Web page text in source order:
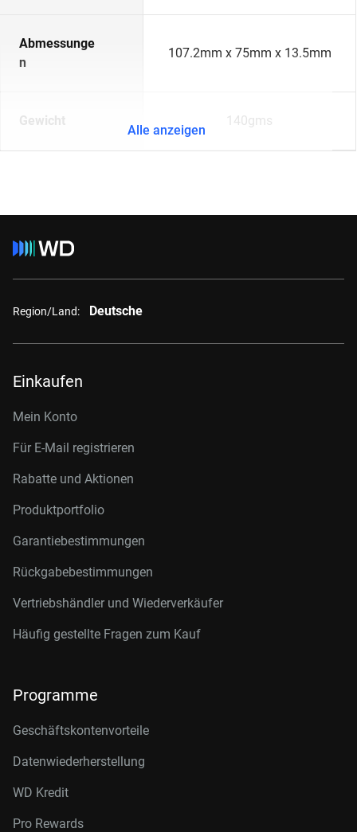
Abmessunge
n
107.2mm x 75mm x 13.5mm
Gewicht 140gms
Alle anzeigen
Region/Land: Deutsche
Einkaufen
Mein Konto
Für E-Mail registrieren
Rabatte und Aktionen
Produktportfolio
Garantiebestimmungen
Rückgabebestimmungen
Vertriebshändler und Wiederverkäufer
Häufig gestellte Fragen zum Kauf
Programme
Geschäftskontenvorteile
Datenwiederherstellung
WD Kredit
Pro Rewards